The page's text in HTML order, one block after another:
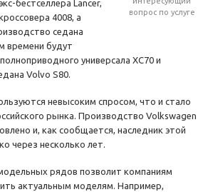
вопрос по услуге
бестселлера Lancer,
4008, а
седана
времени будут
универсала XC70 и
Volvo S80.
невысоким спросом, что и стало
рынка. Производство Volkswagen
и, как сообщается, наследник этой
через несколько лет.
рядов позволит компаниям
актуальным моделям. Например,